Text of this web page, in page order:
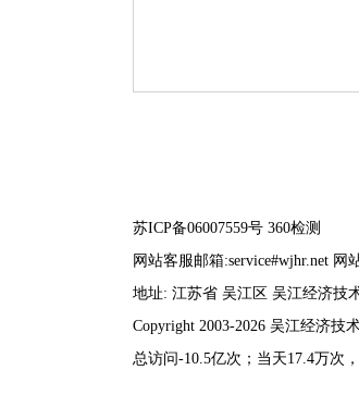
苏ICP备06007559号 360检测
网站客服邮箱:service#wjhr.net 网
地址: 江苏省 吴江区 吴江经济技
Copyright 2003-2026 吴江经济
总访问-10.5亿次；当天17.4万次